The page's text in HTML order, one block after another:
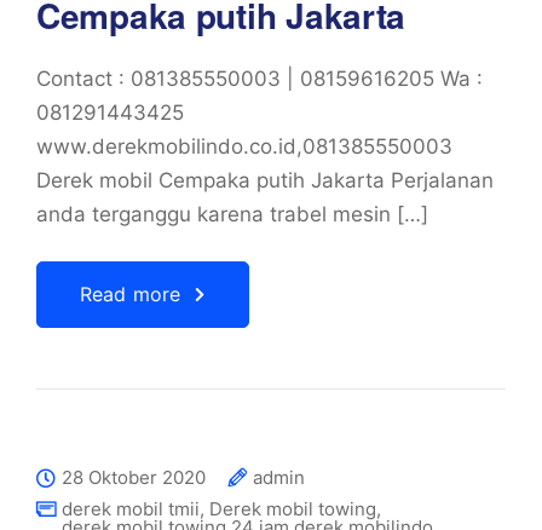
Cempaka putih Jakarta
Contact : 081385550003 | 08159616205 Wa :
081291443425
www.derekmobilindo.co.id,081385550003
Derek mobil Cempaka putih Jakarta Perjalanan
anda terganggu karena trabel mesin […]
Read more
28 Oktober 2020
admin
derek mobil tmii, Derek mobil towing,